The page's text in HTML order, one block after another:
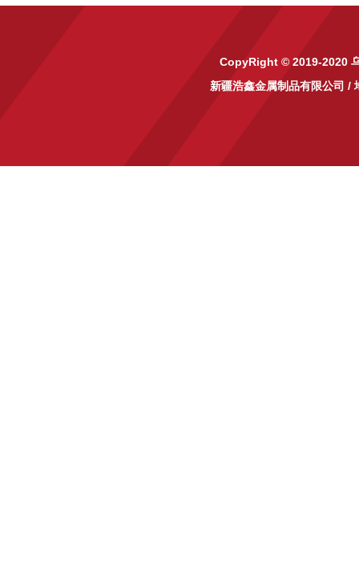
CopyRight © 2019-2020
新疆浩鑫金属制品有限公司 /